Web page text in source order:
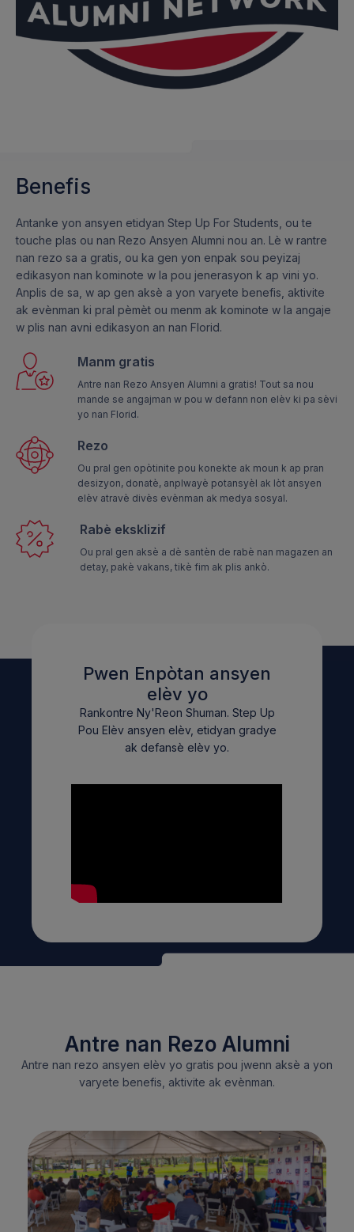
Benefis
Antanke yon ansyen etidyan Step Up For Students, ou te
touche plas ou nan Rezo Ansyen Alumni nou an. Lè w rantre
nan rezo sa a gratis, ou ka gen yon enpak sou peyizaj
edikasyon nan kominote w la pou jenerasyon k ap vini yo.
Anplis de sa, w ap gen aksè a yon varyete benefis, aktivite
ak evènman ki pral pèmèt ou menm ak kominote w la angaje
w plis nan avni edikasyon an nan Florid.
Manm gratis
Antre nan Rezo Ansyen Alumni a gratis! Tout sa nou
mande se angajman w pou w defann non elèv ki pa sèvi
yo nan Florid.
Rezo
Ou pral gen opòtinite pou konekte ak moun k ap pran
desizyon, donatè, anplwayè potansyèl ak lòt ansyen
elèv atravè divès evènman ak medya sosyal.
Rabè eksklizif
Ou pral gen aksè a dè santèn de rabè nan magazen an
detay, pakè vakans, tikè fim ak plis ankò.
Pwen Enpòtan ansyen
elèv yo
Rankontre Ny'Reon Shuman. Step Up
Pou Elèv ansyen elèv, etidyan gradye
ak defansè elèv yo.
Antre nan Rezo Alumni
Antre nan rezo ansyen elèv yo gratis pou jwenn aksè a yon
varyete benefis, aktivite ak evènman.